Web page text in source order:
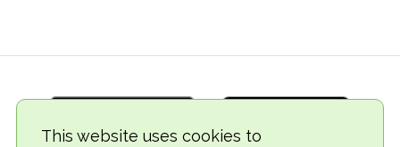
This website uses cookies to